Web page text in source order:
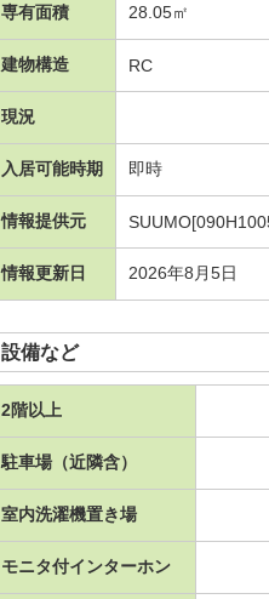
専有面積 28.05㎡
建物構造 RC
現況
入居可能時期 即時
情報提供元
情報更新日 2026年8月5日
設備など
2階以上
駐車場（近隣含）
室内洗濯機置き場
モニタ付インターホン